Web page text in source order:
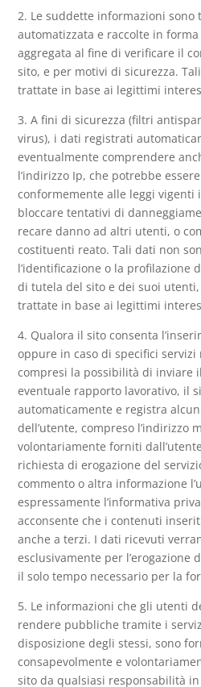
2. Le suddette informazioni sono
automatizzata e raccolte in
aggregata al fine di verificare il
sito, e per motivi di sicurezza.
trattate in base ai legittimi
3. A fini di sicurezza (filtri
virus), i dati registrati
eventualmente comprendere
l’indirizzo Ip, che potrebbe
conformemente alle leggi vigenti
bloccare tentativi di
recare danno ad altri utenti, o
costituenti reato. Tali dati non
l’identificazione o la profilazione
di tutela del sito e dei suoi
trattate in base ai legittimi
4. Qualora il sito consenta
oppure in caso di specifici servizi
compresi la possibilità di inviare
eventuale rapporto lavorativo, il
automaticamente e registra
dell’utente, compreso l’indirizzo
volontariamente forniti
richiesta di erogazione del
commento o altra informazione
espressamente l’informativa
acconsente che i contenuti
anche a terzi. I dati ricevuti
esclusivamente per l’erogazione
il solo tempo necessario per la
5. Le informazioni che gli utenti
rendere pubbliche tramite i
disposizione degli stessi, sono
consapevolmente e
sito da qualsiasi responsabilità